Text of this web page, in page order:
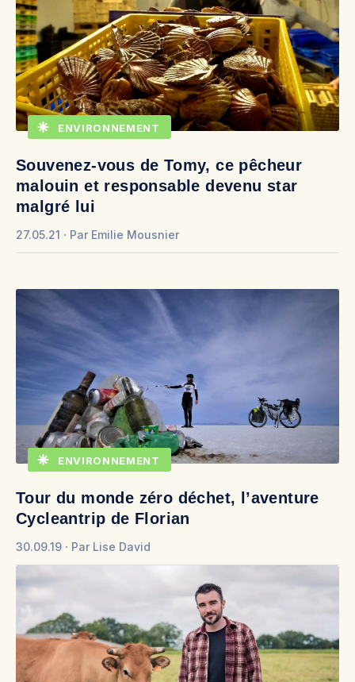
ENVIRONNEMENT
Souvenez-vous de Tomy, ce pêcheur
malouin et responsable devenu star
malgré lui
27.05.21 Par Emilie Mousnier
ENVIRONNEMENT
Tour du monde zéro déchet, l’aventure
Cycleantrip de Florian
30.09.19 Par Lise David